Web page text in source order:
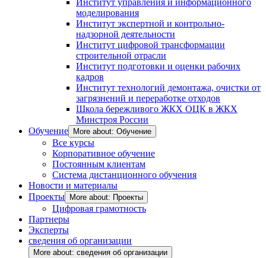
Институт управления и информационного
моделирования
Институт экспертной и контрольно-
надзорной деятельности
Институт цифровой трансформации
строительной отрасли
Институт подготовки и оценки рабочих
кадров
Институт технологий демонтажа, очистки от
загрязнений и переработке отходов
Школа бережливого ЖКХ ОЦК в ЖКХ
Минстроя России
Обучение
More about: Обучение
Все курсы
Корпоративное обучение
Постоянным клиентам
Система дистанционного обучения
Новости и материалы
Проекты
More about: Проекты
Цифровая грамотность
Партнеры
Эксперты
сведения об организации
More about: сведения об организации